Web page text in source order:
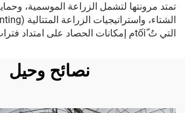
تمتد مرونتها لتشمل الزراعة الموسمية،
التي تُ tốiّم إمكانات الحصاد على امتداد فترات النمو الطويلة.
نصائح وحيل